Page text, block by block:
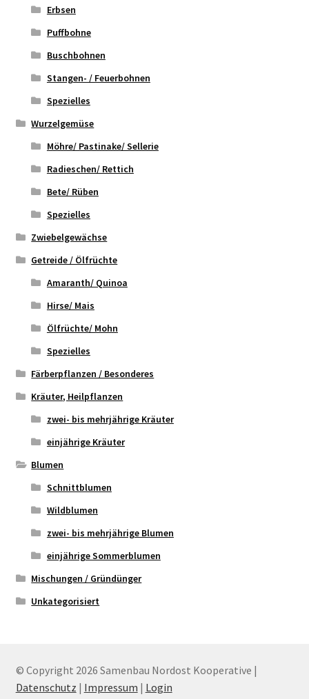
Erbsen
Puffbohne
Buschbohnen
Stangen- / Feuerbohnen
Spezielles
Wurzelgemüse
Möhre/ Pastinake/ Sellerie
Radieschen/ Rettich
Bete/ Rüben
Spezielles
Zwiebelgewächse
Getreide / Ölfrüchte
Amaranth/ Quinoa
Hirse/ Mais
Ölfrüchte/ Mohn
Spezielles
Färberpflanzen / Besonderes
Kräuter, Heilpflanzen
zwei- bis mehrjährige Kräuter
einjährige Kräuter
Blumen
Schnittblumen
Wildblumen
zwei- bis mehrjährige Blumen
einjährige Sommerblumen
Mischungen / Gründünger
Unkategorisiert
© Copyright 2026 Samenbau Nordost Kooperative |
Datenschutz | Impressum | Login